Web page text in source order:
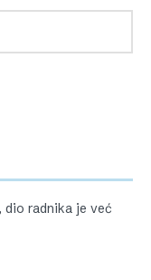
radnika je već